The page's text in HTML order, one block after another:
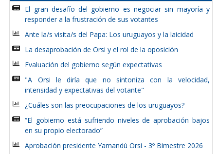
El gran desafío del gobierno es negociar sin mayoría y
responder a la frustración de sus votantes
Ante la/s visita/s del Papa: Los uruguayos y la laicidad
La desaprobación de Orsi y el rol de la oposición
Evaluación del gobierno según expectativas
"A Orsi le diría que no sintoniza con la velocidad,
intensidad y expectativas del votante"
¿Cuáles son las preocupaciones de los uruguayos?
“El gobierno está sufriendo niveles de aprobación bajos
en su propio electorado”
Aprobación presidente Yamandú Orsi - 3º Bimestre 2026